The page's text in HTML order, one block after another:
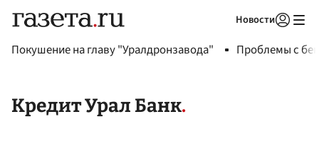
Новости
Покушение на главу "Уралдронзавода" Проблемы с
Кредит Урал Банк